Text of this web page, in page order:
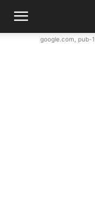
google.com, pub-